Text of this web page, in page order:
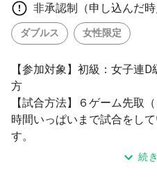
非承認制（申し込んだ
ダブルス 女性限定
【参加対象】初級：女子連
方
【試合方法】６ゲーム先取
時間いっぱいまで試合をし
す。
９時～１５時の間、何試合
続